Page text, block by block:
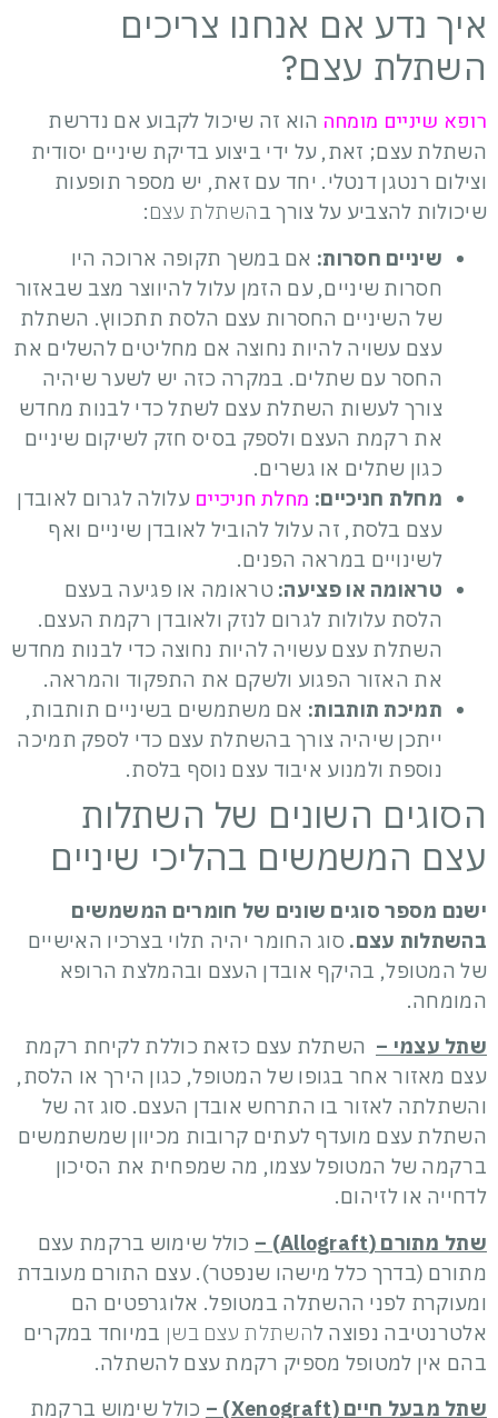
איך נדע אם אנחנו צריכים
השתלת עצם?
רופא שיניים מומחה הוא זה שיכול לקבוע אם נדרשת
השתלת עצם; זאת, על ידי ביצוע בדיקת שיניים יסודית
וצילום רנטגן דנטלי. יחד עם זאת, יש מספר תופעות
שיכולות להצביע על צורך בהשתלת עצם:
שיניים חסרות: אם במשך תקופה ארוכה היו
חסרות שיניים, עם הזמן עלול להיווצר מצב שבאזור
של השיניים החסרות עצם הלסת תתכווץ. השתלת
עצם עשויה להיות נחוצה אם מחליטים להשלים את
החסר עם שתלים. במקרה כזה יש לשער שיהיה
צורך לעשות השתלת עצם לשתלכדי לבנות מחדש
את רקמת העצם ולספק בסיס חזק לשיקום שיניים
כגון שתלים או גשרים.
מחלת חניכיים: מחלת חניכיים עלולה לגרום לאובדן
עצם בלסת, זה עלול להוביל לאובדן שיניים ואף
לשינויים במראה הפנים.
טראומה או פציעה: טראומה או פגיעה בעצם
הלסת עלולות לגרום לנזק ולאובדן רקמת העצם.
השתלת עצם עשויה להיות נחוצה כדי לבנות מחדש
את האזור הפגוע ולשקם את התפקוד והמראה.
תמיכת תותבות: אם משתמשים בשיניים תותבות,
ייתכן שיהיה צורך בהשתלת עצם כדי לספק תמיכה
נוספת ולמנוע איבוד עצם נוסף בלסת.
הסוגים השונים של השתלות
עצם המשמשים בהליכי שיניים
ישנם מספר סוגים שונים של חומרים המשמשים
בהשתלות עצם. סוג החומר יהיה תלוי בצרכיו האישיים
של המטופל, בהיקף אובדן העצם ובהמלצת הרופא
המומחה.
שתל עצמי – השתלת עצם כזאת כוללת לקיחת רקמת
עצם מאזור אחר בגופו של המטופל, כגון הירך או הלסת,
והשתלתה לאזור בו התרחש אובדן העצם. סוג זה של
השתלת עצם מועדף לעתים קרובות מכיוון שמשתמשים
ברקמה של המטופל עצמו, מה שמפחית את הסיכון
לדחייה או לזיהום.
שתל מתורם (Allograft) –
כולל שימוש ברקמת עצם
מתורם (בדרך כלל מישהו שנפטר). עצם התורם מעובדת
ומעוקרת לפני ההשתלה במטופל. אלוגרפטים הם
אלטרנטיבה נפוצה להשתלת עצם בשן במיוחד במקרים
בהם אין למטופל מספיק רקמת עצם להשתלה.
שתל מבעל חיים (Xenograft) –
כולל שימוש ברקמת